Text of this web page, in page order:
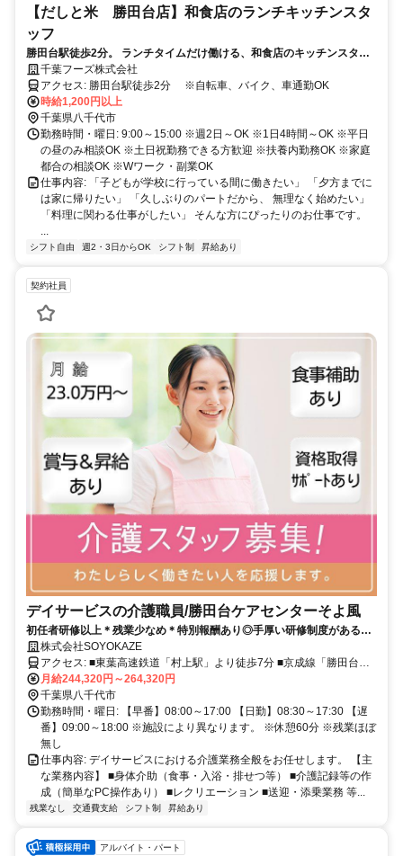
【だしと米 勝田台店】和食店のランチキッチンスタ
ッフ
勝田台駅徒歩2分。 ランチタイムだけ働ける、和食店のキッチンスタッ
フ募集。
千葉フーズ株式会社
アクセス: 勝田台駅徒歩2分 ※自転車、バイク、車通勤OK
時給1,200円以上
千葉県八千代市
勤務時間・曜日: 9:00～15:00 ※週2日～OK ※1日4時間～OK ※平日
の昼のみ相談OK ※土日祝勤務できる方歓迎 ※扶養内勤務OK ※家庭
都合の相談OK ※Wワーク・副業OK
仕事内容: 「子どもが学校に行っている間に働きたい」 「夕方までに
は家に帰りたい」 「久しぶりのパートだから、 無理なく始めたい」
「料理に関わる仕事がしたい」 そんな方にぴったりのお仕事です。
...
シフト自由 週2・3日からOK シフト制 昇給あり
契約社員
デイサービスの介護職員/勝田台ケアセンターそよ風
初任者研修以上＊残業少なめ＊特別報酬あり◎手厚い研修制度があるか
らブランク問わず活躍中です＊車通勤可＊
株式会社SOYOKAZE
アクセス: ■東葉高速鉄道「村上駅」より徒歩7分 ■京成線「勝田台
駅」より徒歩15分
月給244,320円～264,320円
千葉県八千代市
勤務時間・曜日: 【早番】08:00～17:00 【日勤】08:30～17:30 【遅
番】09:00～18:00 ※施設により異なります。 ※休憩60分 ※残業ほぼ
無し
仕事内容: デイサービスにおける介護業務全般をお任せします。 【主
な業務内容】 ■身体介助（食事・入浴・排せつ等） ■介護記録等の作
成（簡単なPC操作あり） ■レクリエーション ■送迎・添乗業務 等...
残業なし 交通費支給 シフト制 昇給あり
アルバイト・パート